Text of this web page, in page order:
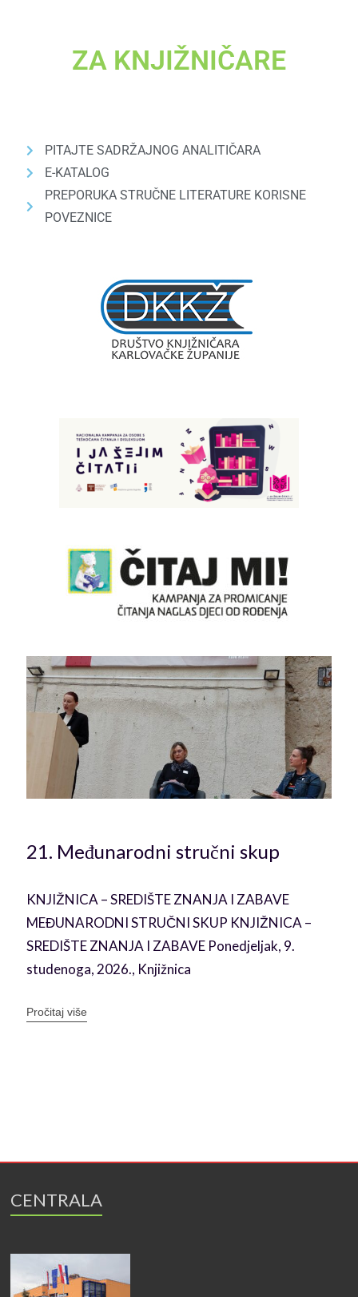
ZA KNJIŽNIČARE
PITAJTE SADRŽAJNOG ANALITIČARA
E-KATALOG
PREPORUKA STRUČNE LITERATURE KORISNE
POVEZNICE
21. Međunarodni stručni skup
KNJIŽNICA – SREDIŠTE ZNANJA I ZABAVE
MEĐUNARODNI STRUČNI SKUP KNJIŽNICA –
SREDIŠTE ZNANJA I ZABAVE Ponedjeljak, 9.
studenoga, 2026., Knjižnica
Pročitaj više
CENTRALA